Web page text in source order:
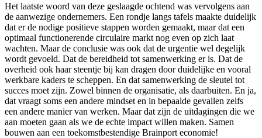
Het laatste woord van deze geslaagde ochtend was vervolgens aan
de aanwezige ondernemers. Een rondje langs tafels maakte duidelijk
dat er de nodige positieve stappen worden gemaakt, maar dat een
optimaal functionerende circulaire markt nog even op zich laat
wachten. Maar de conclusie was ook dat de urgentie wel degelijk
wordt gevoeld. Dat de bereidheid tot samenwerking er is. Dat de
overheid ook haar steentje bij kan dragen door duidelijke en vooral
werkbare kaders te scheppen. En dat samenwerking de sleutel tot
succes moet zijn. Zowel binnen de organisatie, als daarbuiten. En ja,
dat vraagt soms een andere mindset en in bepaalde gevallen zelfs
een andere manier van werken. Maar dat zijn de uitdagingen die we
aan moeten gaan als we de echte impact willen maken. Samen
bouwen aan een toekomstbestendige Brainport economie!